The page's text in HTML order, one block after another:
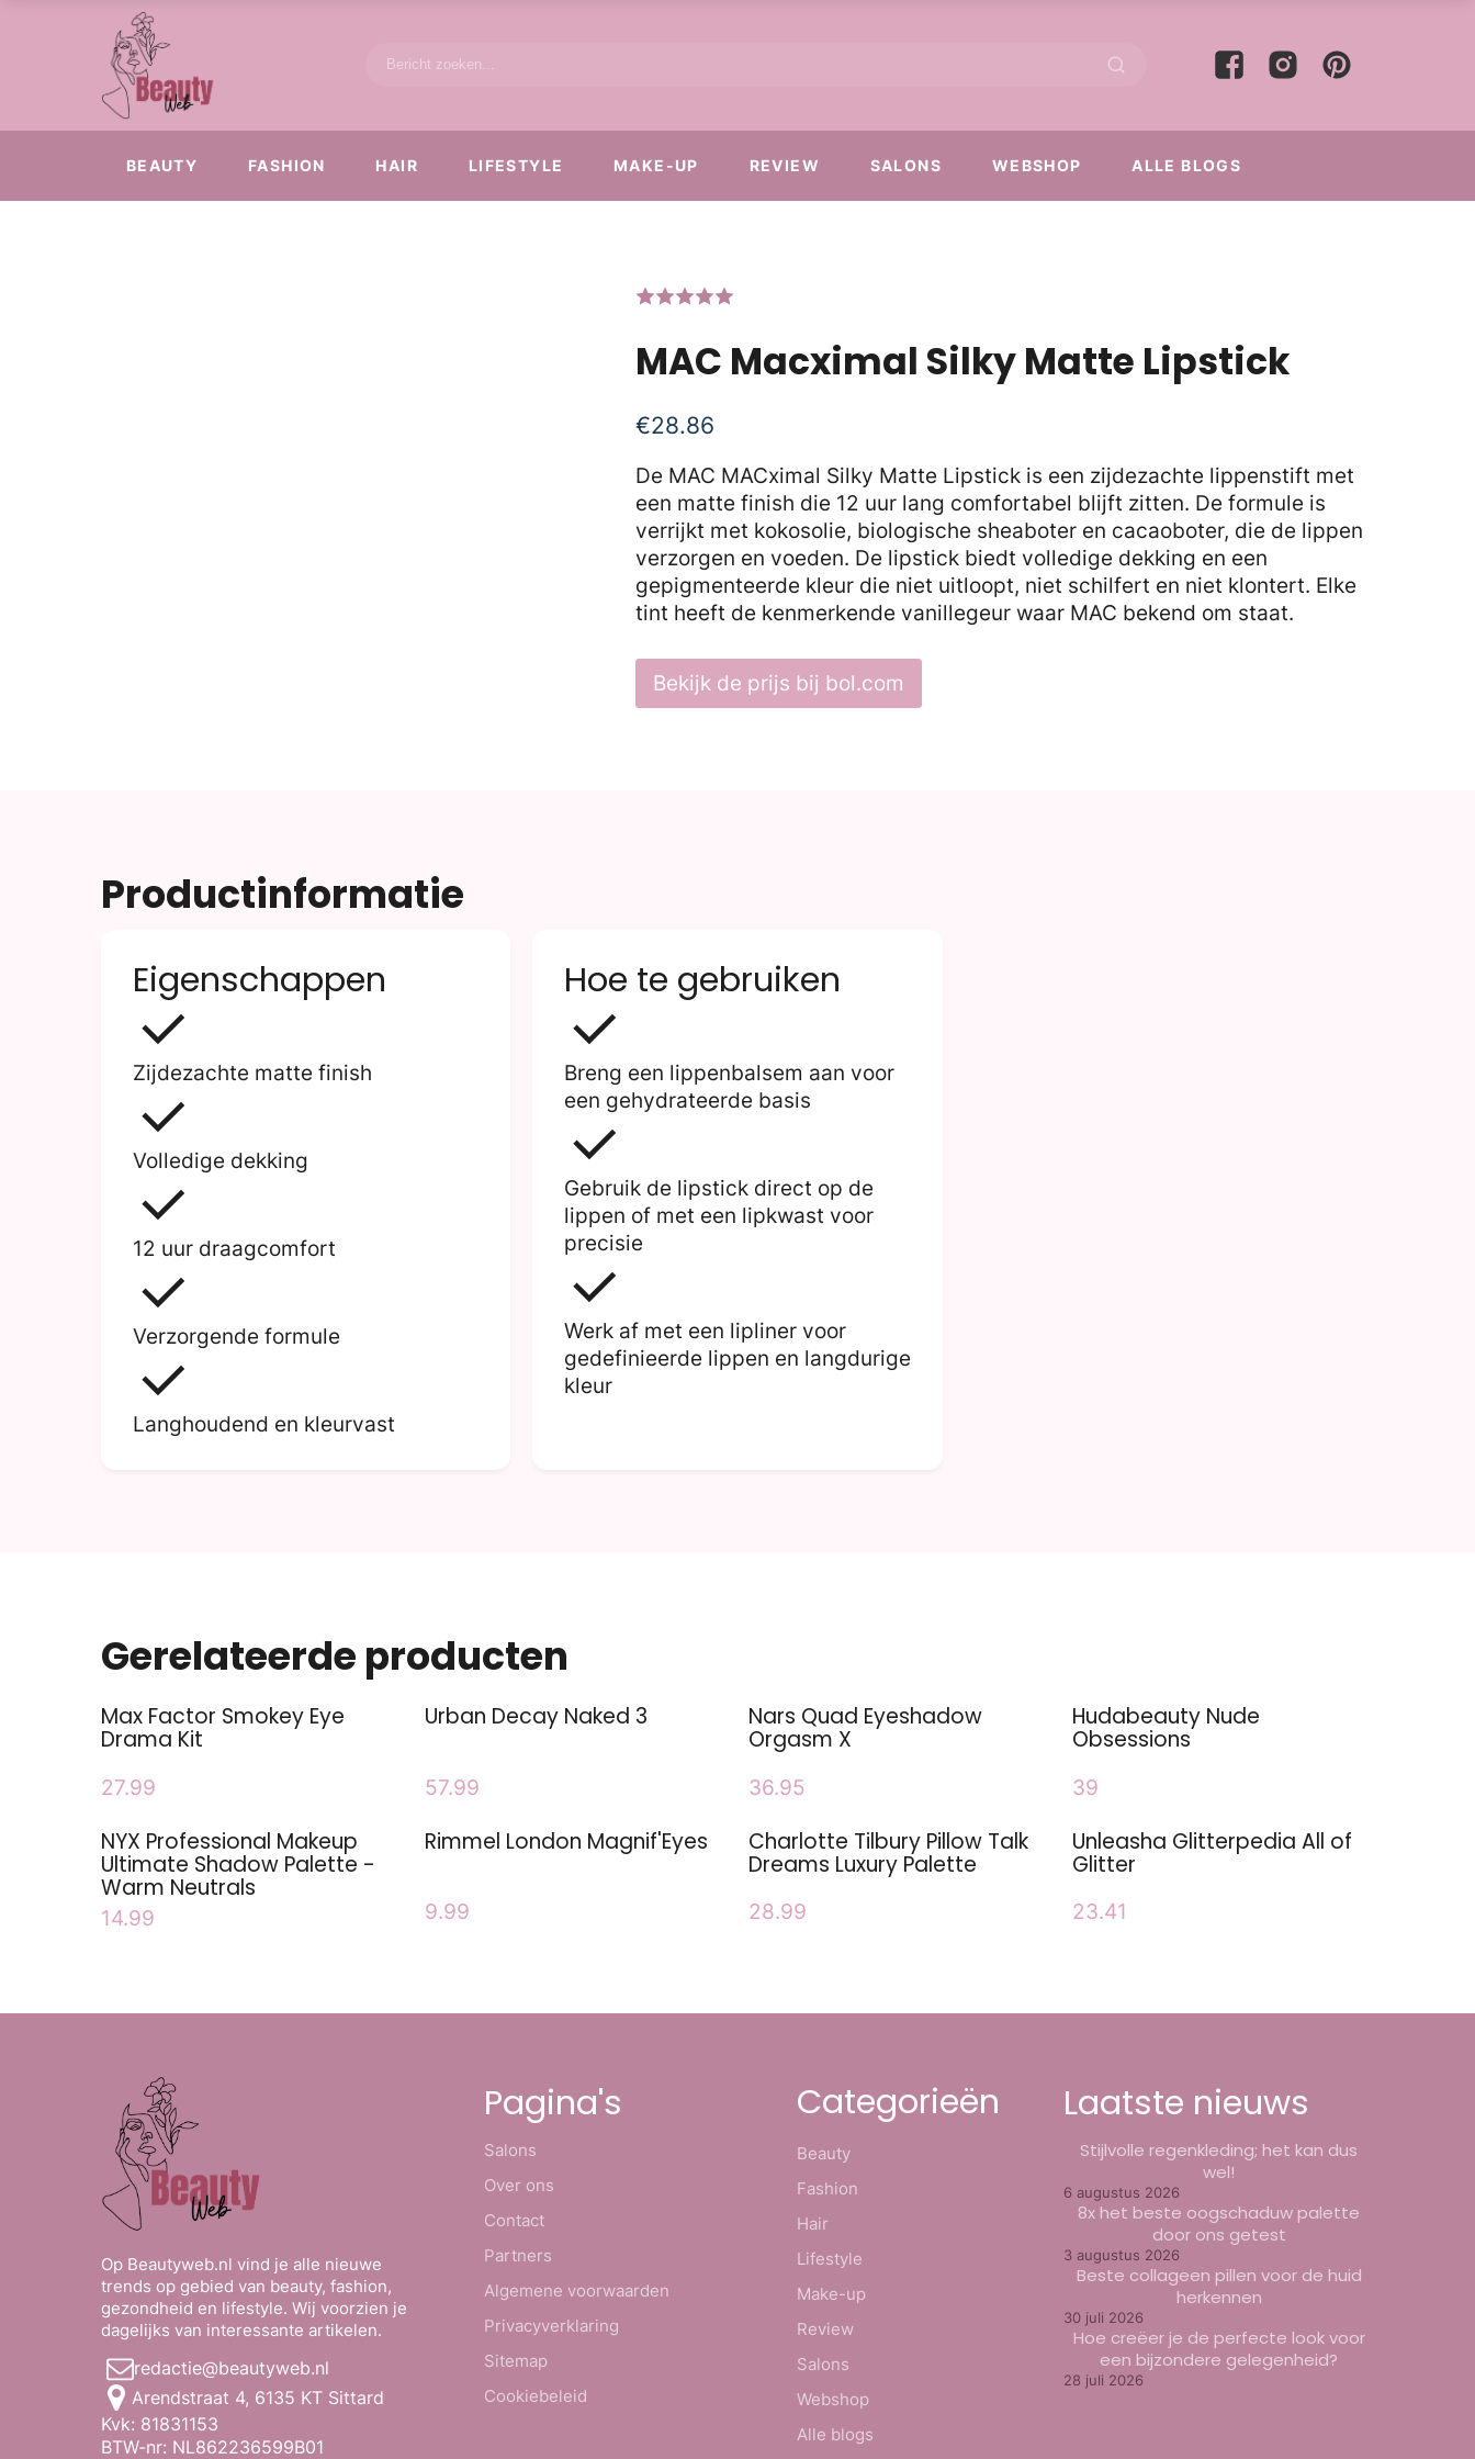
BEAUTY FASHION HAIR LIFESTYLE MAKE-UP REVIEW SALONS WEBSHOP ALLE BLOGS
MAC Macximal Silky Matte Lipstick
€28.86
De MAC MACximal Silky Matte Lipstick is een zijdezachte lippenstift met
een matte finish die 12 uur lang comfortabel blijft zitten. De formule is
verrijkt met kokosolie, biologische sheaboter en cacaoboter, die de lippen
verzorgen en voeden. De lipstick biedt volledige dekking en een
gepigmenteerde kleur die niet uitloopt, niet schilfert en niet klontert. Elke
tint heeft de kenmerkende vanillegeur waar MAC bekend om staat.
Bekijk de prijs bij bol.com
Productinformatie
Eigenschappen
Zijdezachte matte finish
Volledige dekking
12 uur draagcomfort
Verzorgende formule
Langhoudend en kleurvast
Hoe te gebruiken
Breng een lippenbalsem aan voor
een gehydrateerde basis
Gebruik de lipstick direct op de
lippen of met een lipkwast voor
precisie
Werk af met een lipliner voor
gedefinieerde lippen en langdurige
kleur
Gerelateerde producten
Max Factor Smokey Eye
Drama Kit
27.99
Urban Decay Naked 3
57.99
Nars Quad Eyeshadow
Orgasm X
36.95
Hudabeauty Nude
Obsessions
39
NYX Professional Makeup
Ultimate Shadow Palette -
Warm Neutrals
14.99
Rimmel London Magnif'Eyes
9.99
Charlotte Tilbury Pillow Talk
Dreams Luxury Palette
28.99
Unleasha Glitterpedia All of
Glitter
23.41
Op Beautyweb.nl vind je alle nieuwe
trends op gebied van beauty, fashion,
gezondheid en lifestyle. Wij voorzien je
dagelijks van interessante artikelen.
redactie@beautyweb.nl
Arendstraat 4, 6135 KT Sittard
Kvk: 81831153
BTW-nr: NL862236599B01
Pagina's
Salons
Over ons
Contact
Partners
Algemene voorwaarden
Privacyverklaring
Sitemap
Cookiebeleid
Categorieën
Beauty
Fashion
Hair
Lifestyle
Make-up
Review
Salons
Webshop
Alle blogs
Laatste nieuws
Stijlvolle regenkleding; het kan dus
wel!
6 augustus 2026
8x het beste oogschaduw palette
door ons getest
3 augustus 2026
Beste collageen pillen voor de huid
herkennen
30 juli 2026
Hoe creëer je de perfecte look voor
een bijzondere gelegenheid?
28 juli 2026